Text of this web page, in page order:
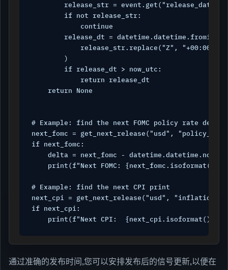
release_str =
        if not release_str:
            continue
release_dt =
            release_str.replace("Z", "+00:00")
        )
        if release_dt > now_utc:
            return release_dt
    return None
# Example: find the next FOMC policy rate
next_fomc = get_next_release("usd",
if next_fomc:
delta = next_fomc -
print(f"Next FOMC: {next_fomc.isoformat()}
# Example: find the next CPI print
next_cpi = get_next_release("usd", "inflation")
if next_cpi:
    print(f"Next CPI:  {next_cpi.isoformat()}")
通过准确的发布时间,您可以安排发布后的信号更新,以便在